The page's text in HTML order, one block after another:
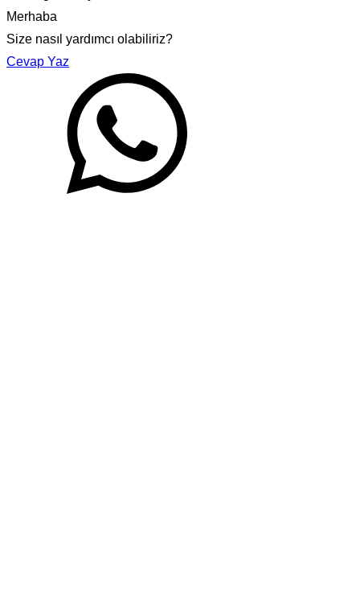
Merhaba
Size nasıl yardımcı olabiliriz?
Cevap Yaz